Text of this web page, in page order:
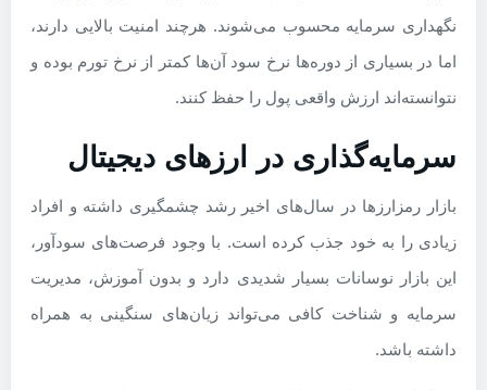
نگهداری سرمایه محسوب می‌شوند. هرچند امنیت بالایی دارند،
اما در بسیاری از دوره‌ها نرخ سود آن‌ها کمتر از نرخ تورم بوده و
نتوانسته‌اند ارزش واقعی پول را حفظ کنند.
سرمایه‌گذاری در ارزهای دیجیتال
بازار رمزارزها در سال‌های اخیر رشد چشمگیری داشته و افراد
زیادی را به خود جذب کرده است. با وجود فرصت‌های سودآور،
این بازار نوسانات بسیار شدیدی دارد و بدون آموزش، مدیریت
سرمایه و شناخت کافی می‌تواند زیان‌های سنگینی به همراه
داشته باشد.